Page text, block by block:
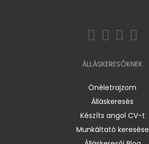
ÁLLÁSKERESŐKNEK
Önéletrajzom
Álláskeresés
Készíts angol CV-t
Munkáltató keresése